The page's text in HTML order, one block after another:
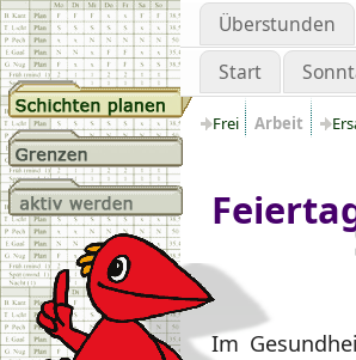
Überstunden
Start
Frei Arbeit
Im